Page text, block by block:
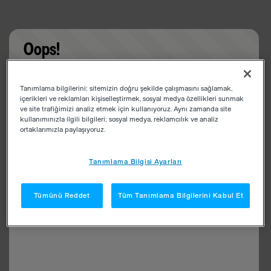
Oops!
app
Tanımlama bilgilerini; sitemizin doğru şekilde çalışmasını sağlamak,
içerikleri ve reklamları kişiselleştirmek, sosyal medya özellikleri sunmak
ve site trafiğimizi analiz etmek için kullanıyoruz. Aynı zamanda site
kullanımınızla ilgili bilgileri; sosyal medya, reklamcılık ve analiz
ortaklarımızla paylaşıyoruz.
Tanımlama Bilgisi Ayarları
Tümünü Reddet Tüm Tanımlama Bilgilerini Kabul Et